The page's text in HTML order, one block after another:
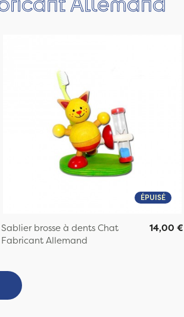
ÉPUISÉ
Sablier brosse à dents Chat
Fabricant Allemand
14,00 €